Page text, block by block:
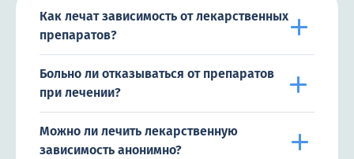
Как лечат зависимость от лекарственных
препаратов?
Больно ли отказываться от препаратов
при лечении?
Можно ли лечить лекарственную
зависимость анонимно?